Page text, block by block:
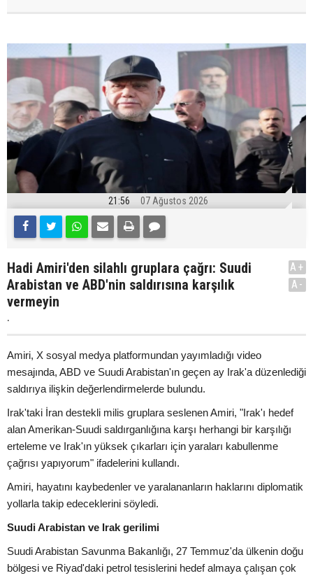
21:56 07 Ağustos 2026
Hadi Amiri'den silahlı gruplara çağrı: Suudi
Arabistan ve ABD'nin saldırısına karşılık
vermeyin
.
A+
A-
Amiri, X sosyal medya platformundan yayımladığı video
mesajında, ABD ve Suudi Arabistan'ın geçen ay Irak'a düzenlediği
saldırıya ilişkin değerlendirmelerde bulundu.
Irak'taki İran destekli milis gruplara seslenen Amiri, "Irak'ı hedef
alan Amerikan-Suudi saldırganlığına karşı herhangi bir karşılığı
erteleme ve Irak'ın yüksek çıkarları için yaraları kabullenme
çağrısı yapıyorum" ifadelerini kullandı.
Amiri, hayatını kaybedenler ve yaralananların haklarını diplomatik
yollarla takip edeceklerini söyledi.
Suudi Arabistan ve Irak gerilimi
Suudi Arabistan Savunma Bakanlığı, 27 Temmuz'da ülkenin doğu
bölgesi ve Riyad'daki petrol tesislerini hedef almaya çalışan çok